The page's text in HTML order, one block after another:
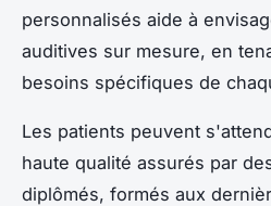
personnalisés aide à
auditives sur mesure, en
besoins spécifiques de
Les patients peuvent
haute qualité assurés par
diplômés, formés aux